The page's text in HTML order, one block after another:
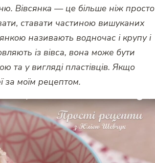
Вівсянка — це більше ніж просто
ставати частиною вишуканих
називають водночас і крупу і
із вівса, вона може бути
у вигляді пластівців. Якщо
за моїм рецептом.